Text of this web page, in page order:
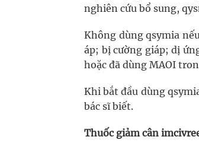
nghiên cứu bổ sung,
Không dùng qsymia
áp; bị cường giáp; dị
hoặc đã dùng MAOI
Khi bắt đầu dùng
bác sĩ biết.
Thuốc giảm cân